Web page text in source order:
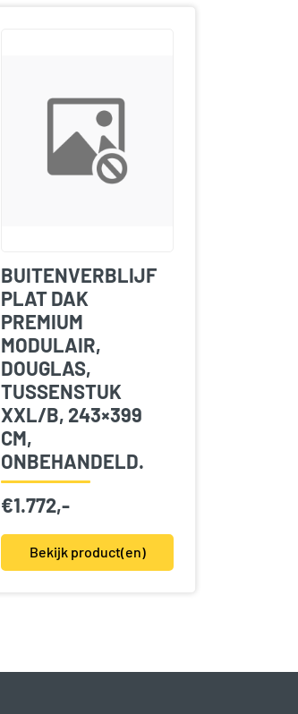
BUITENVERBLIJF
PLAT DAK
PREMIUM
MODULAIR,
DOUGLAS,
TUSSENSTUK
XXL/B, 243×399
CM,
ONBEHANDELD.
€1.772,-
Bekijk product(en)